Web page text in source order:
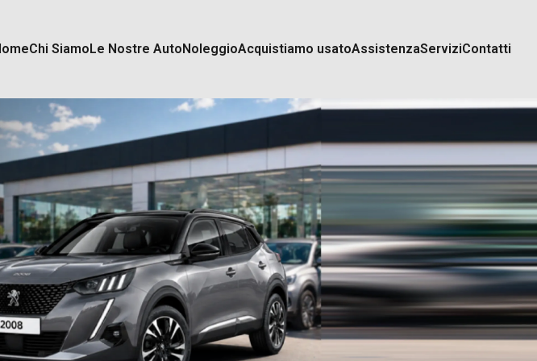
Chi SiamoLe Nostre AutoNoleggioAcquistiamo usatoAssistenzaServiziContatti